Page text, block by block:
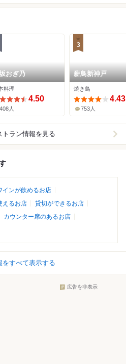
おぎ乃
料理
4.50
408人
3
薪鳥新神戸
焼き鳥
4.43
753人
トラン情報を見る
インが飲めるお店
えるお店
貸切ができるお店
カウンター席のあるお店
をすべて表示する
広告を非表示